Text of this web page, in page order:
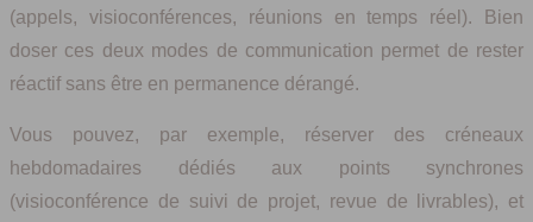
(appels, visioconférences, réunions en temps réel). Bien
doser ces deux modes de communication permet de rester
réactif sans être en permanence dérangé.
Vous pouvez, par exemple, réserver des créneaux
hebdomadaires dédiés aux points synchrones
(visioconférence de suivi de projet, revue de livrables), et